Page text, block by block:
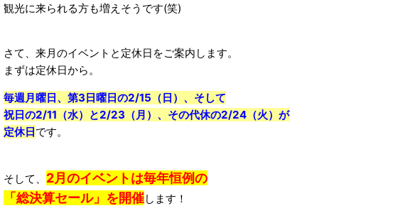
観光に来られる方も増えそうです(笑)
さて、来月のイベントと定休日をご案内します。
まずは定休日から。
毎週月曜日、第3日曜日の2/15（日）、そして
祝日の2/11（水）と2/23（月）、その代休の2/24（火）が
定休日です。
そして、 2月のイベントは毎年恒例の
「総決算セール」を開催します！